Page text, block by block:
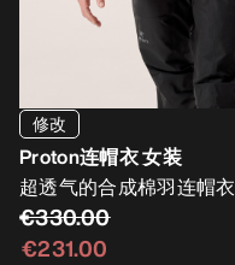
修改
Proton连帽衣 女装
超透气的合成棉羽连帽衣
€330.00
€231.00